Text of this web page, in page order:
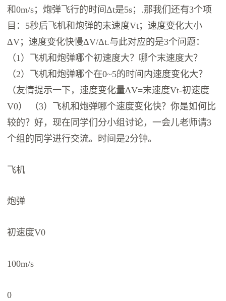
和0m/s；炮弹飞行的时间Δt是5s；.那我们还有3个项
目：5秒后飞机和炮弹的末速度Vt；速度变化大小
ΔV；速度变化快慢ΔV/Δt.与此对应的是3个问题：
（1）飞机和炮弹哪个初速度大？哪个末速度大？
（2）飞机和炮弹哪个在0~5的时间内速度变化大？
（友情提示一下，速度变化量ΔV=末速度Vt-初速度
V0） （3）飞机和炮弹哪个速度变化快？你是如何比
较的？好，现在同学们分小组讨论，一会儿老师请3
个组的同学进行交流。时间是2分钟。
飞机
炮弹
初速度V0
100m/s
0